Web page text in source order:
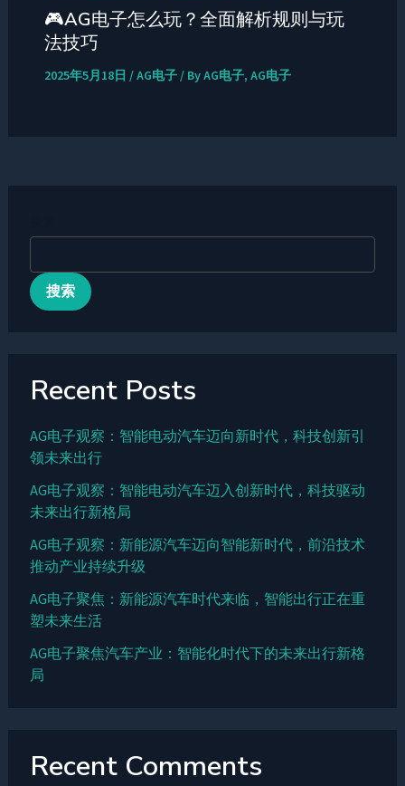
🎮AG电子怎么玩？全面解析规则与玩
法技巧
2025年5月18日 /AG电子/ ByAG电子, AG电子
搜索
Recent Posts
AG电子观察：智能电动汽车迈向新时代，科技创新引
领未来出行
AG电子观察：智能电动汽车迈入创新时代，科技驱动
未来出行新格局
AG电子观察：新能源汽车迈向智能新时代，前沿技术
推动产业持续升级
AG电子聚焦：新能源汽车时代来临，智能出行正在重
塑未来生活
AG电子聚焦汽车产业：智能化时代下的未来出行新格
局
Recent Comments